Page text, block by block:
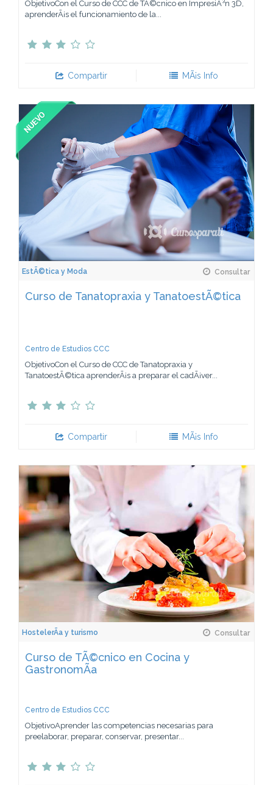
ObjetivoCon el Curso de CCC de TÃ©cnico en ImpresiÃ³n 3D,
aprenderÃ¡s el funcionamiento de la...
Compartir MÃ¡s Info
EstÃ©tica y Moda Consultar
Curso de Tanatopraxia y TanatoestÃ©tica
Centro de Estudios CCC
ObjetivoCon el Curso de CCC de Tanatopraxia y
TanatoestÃ©tica aprenderÃ¡s a preparar el cadÃ¡ver...
Compartir MÃ¡s Info
HostelerÃ­a y turismo Consultar
Curso de TÃ©cnico en Cocina y
GastronomÃ­a
Centro de Estudios CCC
ObjetivoAprender las competencias necesarias para
preelaborar, preparar, conservar, presentar...